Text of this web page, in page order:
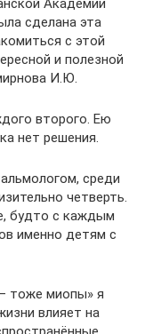
Академии
сделана эта
с этой
и полезной
И.Ю.
второго. Ею
нет решения.
среди
четверть.
будто с каждым
именно детям с
тоже миопы» я
влияет на